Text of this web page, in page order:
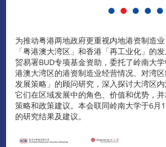
为推动粤港两地政府更重视内地港资制造
「粤港澳大湾区」和香港「再工业化」的
贸易署BUD专项基金资助，委托了岭南大
港澳大湾区的港资制造业经营情况、对湾
发展策略」的顾问研究，深入探讨大湾区
它们在区域发展中的角色、价值和优势，
策略和政策建议。本会联同岭南大学于6月
的研究结果及建议。